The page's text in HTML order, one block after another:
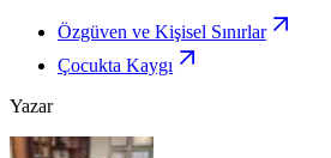
Özgüven ve Kişisel Sınırlar
Çocukta Kaygı
Yazar